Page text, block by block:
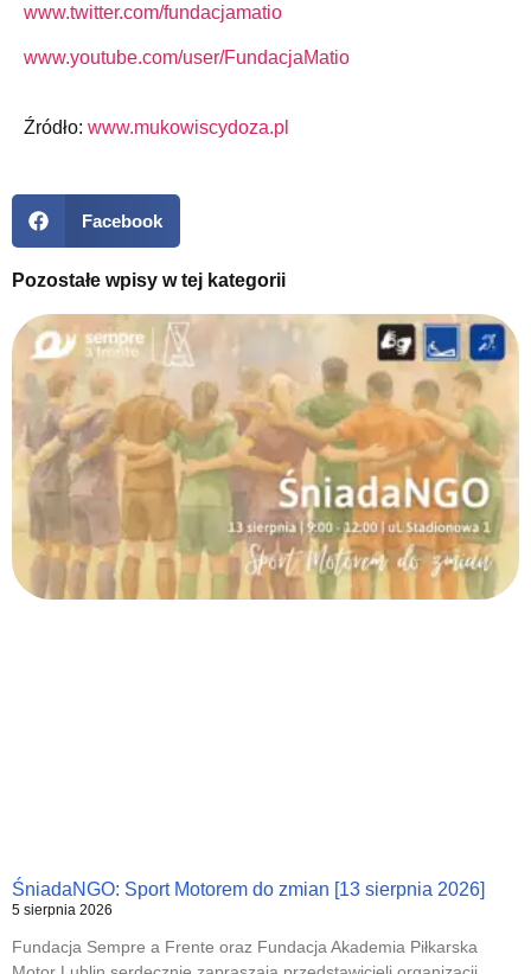
www.twitter.com/fundacjamatio
www.youtube.com/user/FundacjaMatio
Źródło: www.mukowiscydoza.pl
Facebook
Pozostałe wpisy w tej kategorii
ŚniadaNGO: Sport Motorem do zmian [13 sierpnia 2026]
5 sierpnia 2026
Fundacja Sempre a Frente oraz Fundacja Akademia Piłkarska